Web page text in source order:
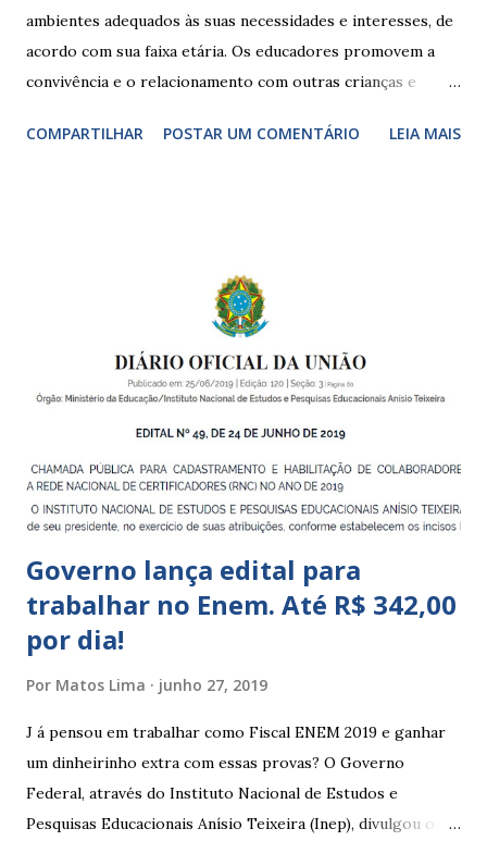
ambientes adequados às suas necessidades e interesses, de
acordo com sua faixa etária. Os educadores promovem a
convivência e o relacionamento com outras crianças e
garantir o direito das crianças a uma educação integral e de
crianças de zero a 3 anos e 11 meses; – EMEIs - Escolas
Municipais de Educação Infantil, que atendem crianças de 4
a 5 anos e 11 meses; – CEMEI - Centro Municipal de
Educação Infantil, que recebe crianças de zero a 5 anos e 11
Indígena, e trabalham com cri...
COMPARTILHAR POSTAR UM COMENTÁRIO LEIA MAIS
Governo lança edital para
trabalhar no Enem. Até R$ 342,00
por dia!
Por Matos Lima junho 27, 2019
J á pensou em trabalhar como Fiscal ENEM 2019 e ganhar
um dinheirinho extra com essas provas? O Governo
Federal, através do Instituto Nacional de Estudos e
Pesquisas Educacionais Anísio Teixeira (Inep), divulgou o